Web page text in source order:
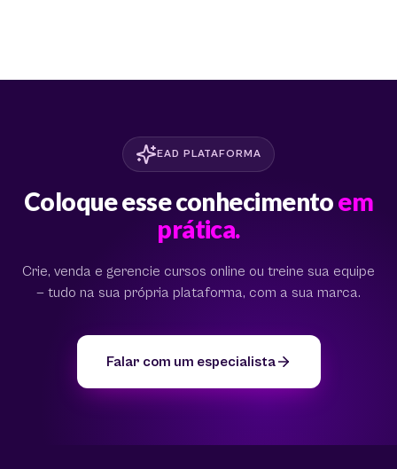
EAD PLATAFORMA
Coloque esse conhecimentoem
prática.
Crie, venda e gerencie cursos online ou treine sua equipe
— tudo na sua própria plataforma, com a sua marca.
Falar com um especialista